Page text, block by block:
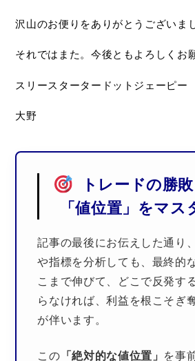
沢山のお便りをありがとうございま
それではまた。今後ともよろしくお
スリースタータードットジェーピー
大野
トレードの勝
「値位置」をマス
記事の最後にお伝えした通り
や指標を分析しても、最終的
こまで伸びて、どこで反発す
らなければ、利益を根こそぎ
が伴います。
この 「絶対的な値位置」 を事